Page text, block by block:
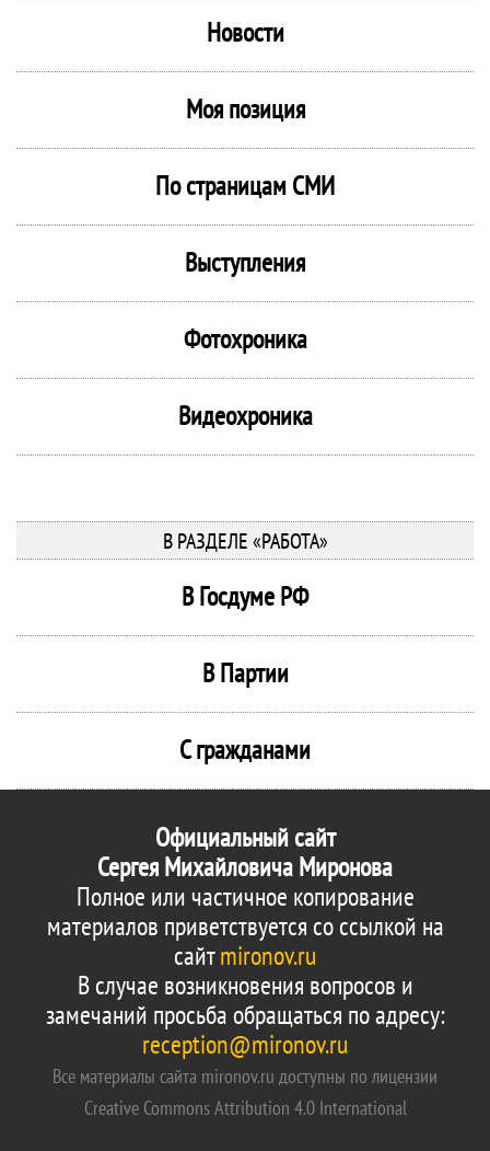
Новости
Моя позиция
По страницам СМИ
Выступления
Фотохроника
Видеохроника
В РАЗДЕЛЕ «РАБОТА»
В Госдуме РФ
В Партии
С гражданами
Официальный сайт
Сергея Михайловича Миронова
Полное или частичное копирование
материалов приветствуется со ссылкой на
сайтmironov.ru
В случае возникновения вопросов и
замечаний просьба обращаться по адресу:
reception@mironov.ru
Все материалы сайта mironov.ru доступны по лицензии
Creative Commons Attribution 4.0 International